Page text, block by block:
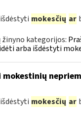
mokesčių ar
žinyno kategorijos:
arba išdėstyti
mokesčių ar